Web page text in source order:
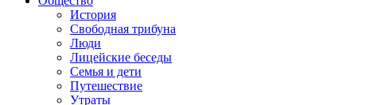
История
Свободная трибуна
Люди
Лицейские беседы
Семья и дети
Путешествие
Утраты